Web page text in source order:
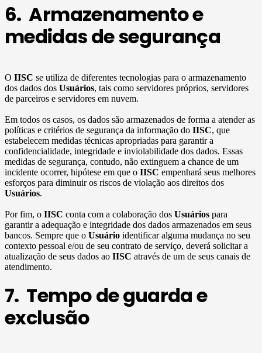
6. Armazenamento e
medidas de segurança
O IISC se utiliza de diferentes tecnologias para o armazenamento
dos dados dos Usuários, tais como servidores próprios, servidores
de parceiros e servidores em nuvem.
Em todos os casos, os dados são armazenados de forma a atender as
políticas e critérios de segurança da informação do IISC, que
estabelecem medidas técnicas apropriadas para garantir a
confidencialidade, integridade e inviolabilidade dos dados. Essas
medidas de segurança, contudo, não extinguem a chance de um
incidente ocorrer, hipótese em que o IISC empenhará seus melhores
esforços para diminuir os riscos de violação aos direitos dos
Usuários.
Por fim, o IISC conta com a colaboração dos Usuários para
garantir a adequação e integridade dos dados armazenados em seus
bancos. Sempre que o Usuário identificar alguma mudança no seu
contexto pessoal e/ou de seu contrato de serviço, deverá solicitar a
atualização de seus dados ao IISC através de um de seus canais de
atendimento.
7. Tempo de guarda e
exclusão